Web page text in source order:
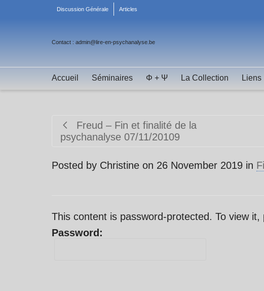
Discussion Générale Articles
Contact : admin@lire-en-psychanalyse.be
Accueil Séminaires Φ + Ψ La Collection Liens
Freud – Fin et finalité de la
psychanalyse 07/11/20109
Posted by Christine on 26 November 2019 in
This content is password-protected. To view
Password: